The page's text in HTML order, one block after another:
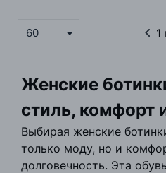
60 1
Женские
стиль, комфорт
Выбирая женские
только моду, но и
долговечность. Эта